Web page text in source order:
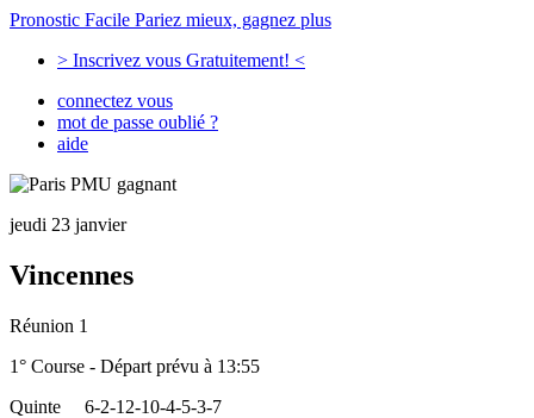
Pronostic Facile Pariez mieux, gagnez plus
> Inscrivez vous Gratuitement! <
connectez vous
mot de passe oublié ?
aide
jeudi 23 janvier
Vincennes
Réunion 1
1° Course - Départ prévu à 13:55
Quinte
6-2-12-10-4-5-3-7